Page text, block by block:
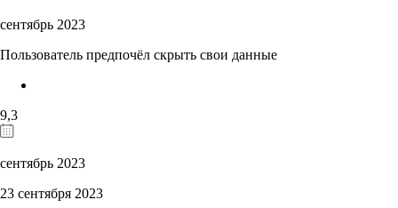
сентябрь 2023
Пользователь предпочёл скрыть свои данные
9,3
сентябрь 2023
23 сентября 2023